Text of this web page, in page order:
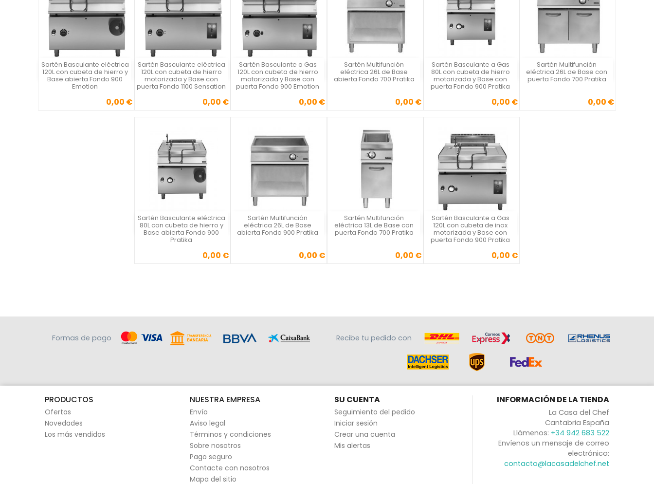
Sartén Basculante eléctrica
120L con cubeta de hierro y
Base abierta Fondo 900
Emotion
Precio0,00 €

Vista rápida Sartén Basculante eléctrica
120L con cubeta de hierro
motorizada y Base con
puerta Fondo 1100 Sensation
Precio0,00 €

Vista rápida Sartén Basculante a Gas
120L con cubeta de hierro
motorizada y Base con
puerta Fondo 900 Emotion
Precio0,00 €

Vista rápida Sartén Multifunción
eléctrica 26L de Base
abierta Fondo 700 Pratika
Precio0,00 €
Vista rápida Sartén Basculante a Gas
80L con cubeta de hierro
motorizada y Base con
puerta Fondo 900 Pratika
Precio0,00 €

Vista rápida Sartén Multifunción
eléctrica 26L de Base con
puerta Fondo 700 Pratika
Precio0,00 €

Vista rápida
Sartén Basculante eléctrica
80L con cubeta de hierro y
Base abierta Fondo 900
Pratika
Precio0,00 €

Vista rápida Sartén Multifunción
eléctrica 26L de Base
abierta Fondo 900 Pratika
Precio0,00 €
Vista rápida Sartén Multifunción
eléctrica 13L de Base con
puerta Fondo 700 Pratika
Precio0,00 €

Vista rápida Sartén Basculante a Gas
120L con cubeta de inox
motorizada y Base con
puerta Fondo 900 Pratika
Precio0,00 €

Vista rápida
Formas de pago Recibe tu pedido con
PRODUCTOS
Ofertas
Novedades
Los más vendidos
NUESTRA EMPRESA
Envío
Aviso legal
Términos y condiciones
Sobre nosotros
Pago seguro
Contacte con nosotros
Mapa del sitio
SU CUENTA
Seguimiento del pedido
Iniciar sesión
Crear una cuenta
Mis alertas
INFORMACIÓN DE LA TIENDA
La Casa del Chef
Cantabria España
Llámenos: +34 942 683 522
Envíenos un mensaje de correo
electrónico:
contacto@lacasadelchef.net